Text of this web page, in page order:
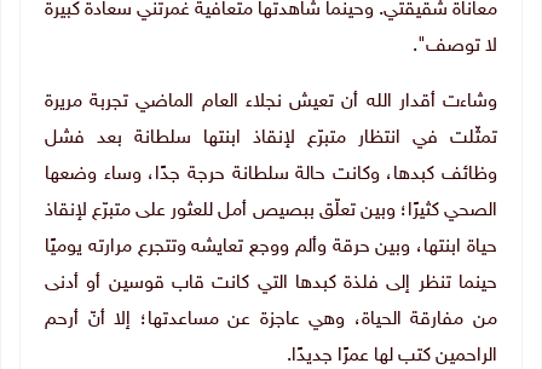
معاناة شقيقتي. وحينما شاهدتها متعافية غمرتني سعادة كبيرة
لا توصف".
وشاءت أقدار الله أن تعيش نجلاء العام الماضي تجربة مريرة
تمثّلت في انتظار متبرّع لإنقاذ ابنتها سلطانة بعد فشل
وظائف كبدها، وكانت حالة سلطانة حرجة جدًا، وساء وضعها
الصحي كثيرًا؛ وبين تعلّق ببصيص أمل للعثور على متبرّع لإنقاذ
حياة ابنتها، وبين حرقة وألم ووجع تعايشه وتتجرع مرارته يوميًا
حينما تنظر إلى فلذة كبدها التي كانت قاب قوسين أو أدنى
من مفارقة الحياة، وهي عاجزة عن مساعدتها؛ إلا أنّ أرحم
الراحمين كتب لها عمرًا جديدًا.